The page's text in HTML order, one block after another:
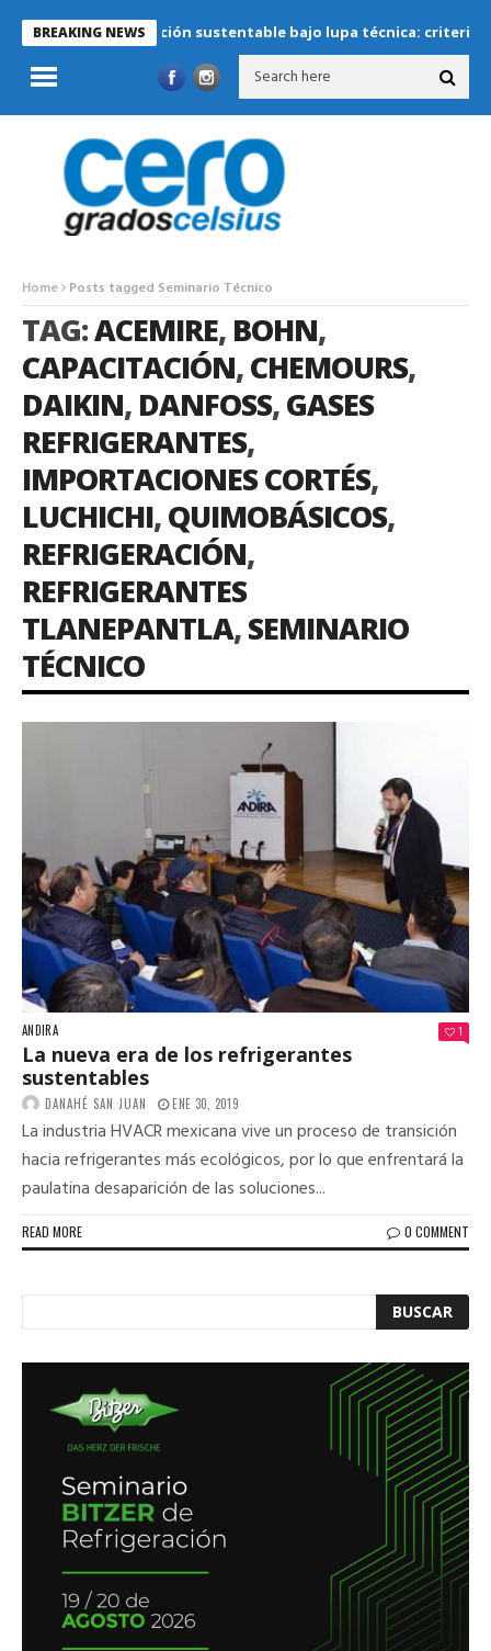
BREAKING NEWS
Refrigeración sustentable bajo lupa técnica: criterios
Home Posts tagged Seminario Técnico
TAG:ACEMIRE, BOHN,
CAPACITACIÓN,CHEMOURS,
DAIKIN, DANFOSS,GASES
REFRIGERANTES,
IMPORTACIONES CORTÉS,
LUCHICHI,QUIMOBÁSICOS,
REFRIGERACIÓN,
REFRIGERANTES
TLANEPANTLA,SEMINARIO
TÉCNICO
ANDIRA 1
La nueva era de los refrigerantes
sustentables
DANAHÉ SAN JUAN ENE 30, 2019
La industria HVACR mexicana vive un proceso de transición
hacia refrigerantes más ecológicos, por lo que enfrentará la
paulatina desaparición de las soluciones...
READ MORE 0 COMMENT